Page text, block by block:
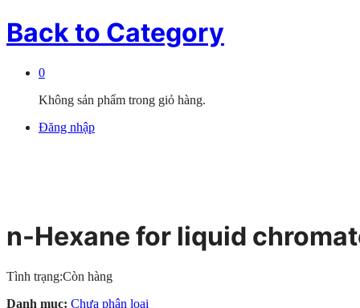
Back to Category
0
Không sản phẩm trong giỏ hàng.
Đăng nhập
n-Hexane for liquid
Tình trạng:Còn hàng
Danh mục: Chưa phân loại